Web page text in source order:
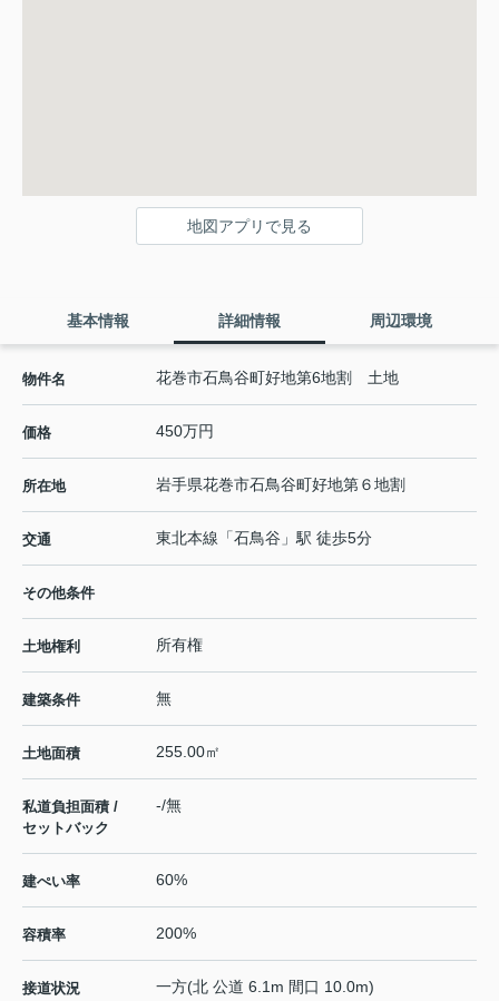
地図アプリで見る
基本情報 詳細情報 周辺環境
物件名 花巻市石鳥谷町好地第6地割 土地
価格 450万円
所在地 岩手県花巻市石鳥谷町好地第６地割
交通 東北本線 「石鳥谷 」駅 徒歩5分
その他条件
土地権利 所有権
建築条件 無
土地面積 255.00㎡
私道負担面積 /
セットバック
-/無
建ぺい率 60%
容積率 200%
接道状況 一方(北 公道 6.1m 間口 10.0m)